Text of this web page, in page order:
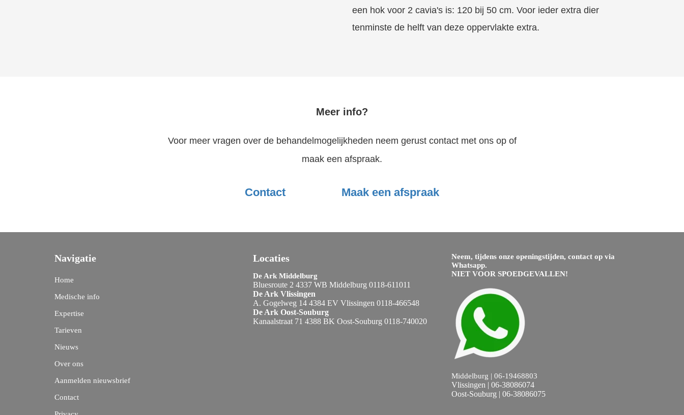
een hok voor 2 cavia's is: 120 bij 50 cm. Voor ieder extra dier
tenminste de helft van deze oppervlakte extra.
Meer info?
Voor meer vragen over de behandelmogelijkheden neem gerust contact met ons op of
maak een afspraak.
Contact Maak een afspraak
Navigatie
Home
Medische info
Expertise
Tarieven
Nieuws
Over ons
Aanmelden nieuwsbrief
Contact
Locaties
De Ark Middelburg
Bluesroute 2 4337 WB Middelburg 0118-611011
De Ark Vlissingen
A. Gogelweg 14 4384 EV Vlissingen 0118-466548
De Ark Oost-Souburg
Kanaalstraat 71 4388 BK Oost-Souburg 0118-740020
Neem, tijdens onze openingstijden, contact op via
Whatsapp.
NIET VOOR SPOEDGEVALLEN!
Middelburg | 06-19468803
Vlissingen | 06-38086074
Oost-Souburg | 06-38086075